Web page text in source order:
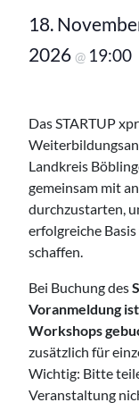
18.
2026 @ 19:00
Das STARTUP
Landkreis
gemeinsam mit
durchzustarten,
erfolgreiche
schaffen.
Bei Buchung des
Voranmeldung
Workshops
zusätzlich für
Wichtig: Bitte
Veranstaltung